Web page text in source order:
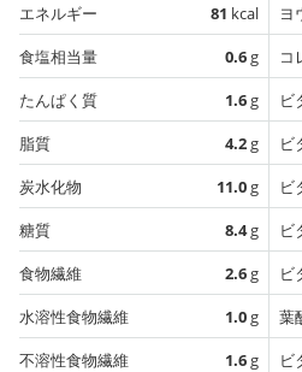
エネルギー 81 kcal
食塩相当量
0.6g
たんぱく質
1.6g
脂質
4.2g
炭水化物
11.0g
糖質
8.4g
食物繊維
2.6g
水溶性食物繊維
1.0g
不溶性食物繊維
1.6g
ヨ
コ
ビ
ビ
ビ
ビ
ビ
葉
ビ